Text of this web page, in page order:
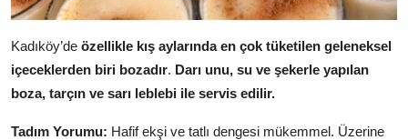
Kadıköy’de özellikle kış aylarında en çok tüketilen geleneksel
içeceklerden biri bozadır. Darı unu, su ve şekerle yapılan
boza, tarçın ve sarı leblebi ile servis edilir.
Tadım Yorumu: Hafif ekşi ve tatlı dengesi mükemmel. Üzerine